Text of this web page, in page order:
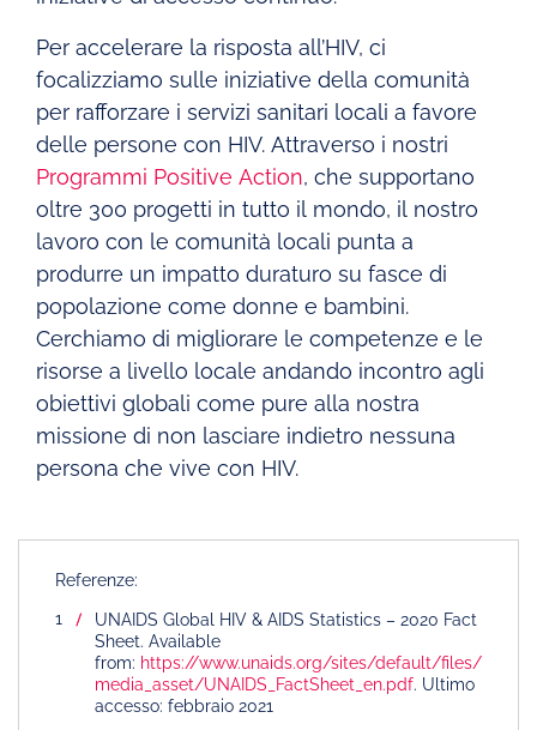
Per accelerare la risposta all’HIV, ci
focalizziamo sulle iniziative della comunità
per rafforzare i servizi sanitari locali a favore
delle persone con HIV. Attraverso i nostri
Programmi Positive Action, che supportano
oltre 300 progetti in tutto il mondo, il nostro
lavoro con le comunità locali punta a
produrre un impatto duraturo su fasce di
popolazione come donne e bambini.
Cerchiamo di migliorare le competenze e le
risorse a livello locale andando incontro agli
obiettivi globali come pure alla nostra
missione di non lasciare indietro nessuna
persona che vive con HIV.
Referenze:
UNAIDS Global HIV & AIDS Statistics – 2020 Fact
Sheet. Available
from: https://www.unaids.org/sites/default/files/
media_asset/UNAIDS_FactSheet_en.pdf. Ultimo
accesso: febbraio 2021